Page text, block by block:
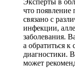
что появление
связано с
инфекции,
заболевания.
а обратиться к
диагностики.
может